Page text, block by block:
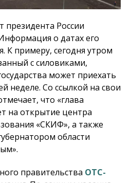
президента России
о датах его
К примеру, сегодня утром
с силовиками,
может приехать
неделе. Со ссылкой на свои
что «глава
на открытие центра
«СКИФ», а также
области
правительства ОТС-